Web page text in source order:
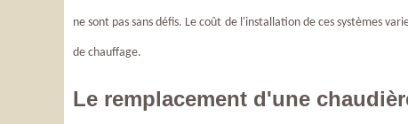
ne sont pas sans défis. Le coût de l'installation de ces systèmes
de chauffage.
Le remplacement d'une